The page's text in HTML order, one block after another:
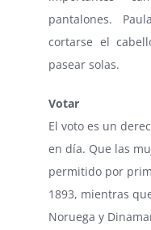
pantalones.
cortarse el
pasear solas.
Votar
El voto es un
en día. Que las
permitido por
1893, mientras
Noruega y